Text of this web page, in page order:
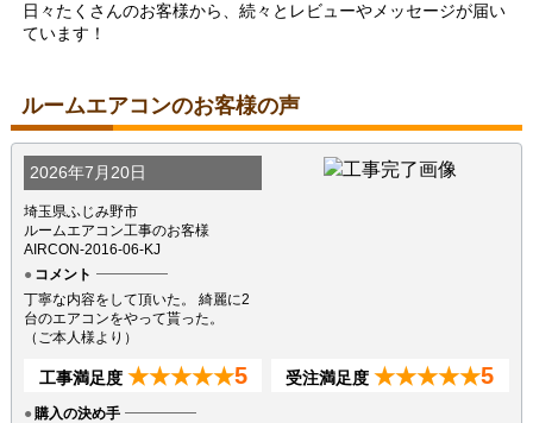
日々たくさんのお客様から、続々とレビューやメッセージが届い
ています！
ルームエアコンのお客様の声
2026年7月20日
埼玉県ふじみ野市
ルームエアコン工事のお客様
AIRCON-2016-06-KJ
コメント
丁寧な内容をして頂いた。 綺麗に2
台のエアコンをやって貰った。
（ご本人様より）
工事満足度 ★★★★★5 受注満足度 ★★★★★5
購入の決め手